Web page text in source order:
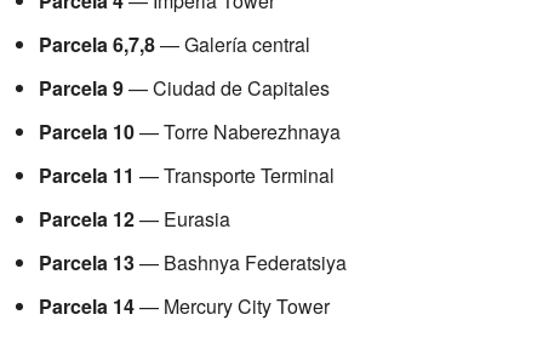
Parcela 6,7,8— Galería central
Parcela 9— Ciudad de Capitales
Parcela 10— Torre Naberezhnaya
Parcela 11 — Transporte Terminal
Parcela 12— Eurasia
Parcela 13— Bashnya Federatsiya
Parcela 14— Mercury City Tower